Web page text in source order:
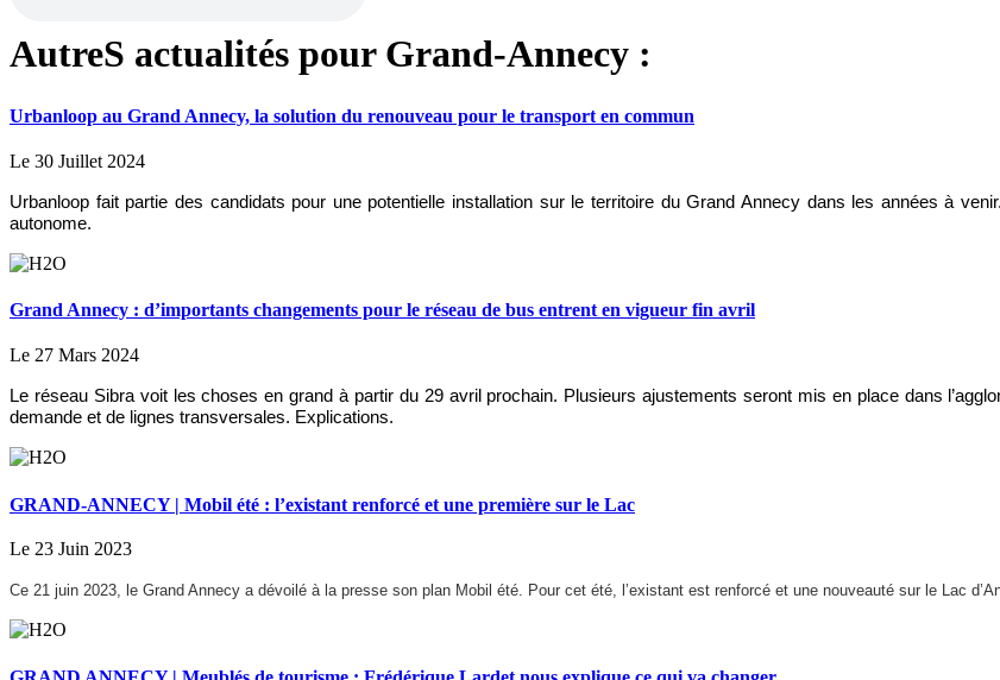
AutreS actualités pour Grand-Annecy :
Urbanloop au Grand Annecy, la solution du renouveau pour le transport en commun
Le 30 Juillet 2024
Urbanloop fait partie des candidats pour une potentielle installation sur le territoire du Grand Annecy dans les années à
autonome.
Grand Annecy : d’importants changements pour le réseau de bus entrent en vigueur fin avril
Le 27 Mars 2024
Le réseau Sibra voit les choses en grand à partir du 29 avril prochain. Plusieurs ajustements seront mis en place dans
demande et de lignes transversales. Explications.
GRAND-ANNECY | Mobil été : l’existant renforcé et une première sur le Lac
Le 23 Juin 2023
Ce 21 juin 2023, le Grand Annecy a dévoilé à la presse son plan Mobil été. Pour cet été, l’existant est renforcé et une nouveauté sur le Lac